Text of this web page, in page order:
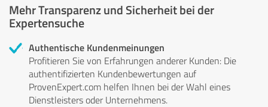
Mehr Transparenz und Sicherheit bei der
Expertensuche
Authentische Kundenmeinungen
Profitieren Sie von Erfahrungen anderer Kunden: Die
authentifizierten Kundenbewertungen auf
ProvenExpert.com helfen Ihnen bei der Wahl eines
Dienstleisters oder Unternehmens.